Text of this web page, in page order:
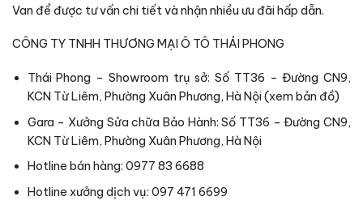
Van để được tư vấn chi tiết và nhận nhiều ưu đãi hấp dẫn.
CÔNG TY TNHH THƯƠNG MẠI Ô TÔ THÁI PHONG
Thái Phong – Showroom trụ sở: Số TT36 – Đường CN9,
KCN Từ Liêm, Phường Xuân Phương, Hà Nội (xem bản đồ)
Gara – Xưởng Sửa chữa Bảo Hành: Số TT36 – Đường CN9,
KCN Từ Liêm, Phường Xuân Phương, Hà Nội
Hotline bán hàng: 0977 83 6688
Hotline xưởng dịch vụ: 097 471 6699